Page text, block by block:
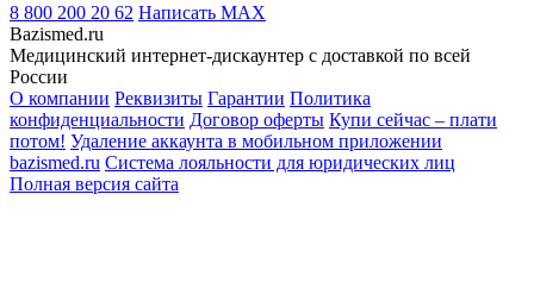
8 800 200 20 62 Написать MAX
Bazismed.ru
Медицинский интернет-дискаунтер с доставкой по всей
России
О компании Реквизиты Гарантии Политика
конфиденциальности Договор оферты Купи сейчас – плати
потом! Удаление аккаунта в мобильном приложении
bazismed.ru Система лояльности для юридических лиц
Полная версия сайта